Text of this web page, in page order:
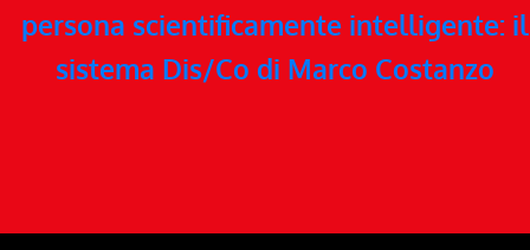
persona scientificamente intelligente: il
sistema Dis/Co di Marco Costanzo